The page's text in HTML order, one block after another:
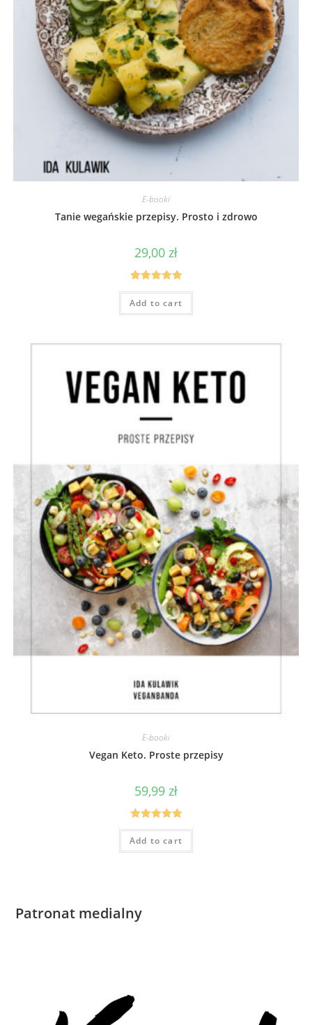
E-booki
Tanie wegańskie przepisy. Prosto i zdrowo
29,00 zł
Rated5.00
out of 5
Add to cart
E-booki
Vegan Keto. Proste przepisy
59,99 zł
Rated5.00
out of 5
Add to cart
Patronat medialny